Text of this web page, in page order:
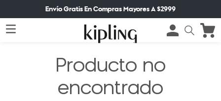
Envío Gratis En Compras Mayores A $2999
Producto no
encontrado